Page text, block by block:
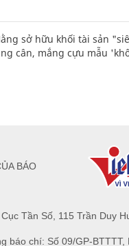
sở hữu khối tài sản
cân, mắng cựu mẫu
Tần Số, 115 Trần Duy
báo chí: Số 09/GP-BTTTT,
BÁO